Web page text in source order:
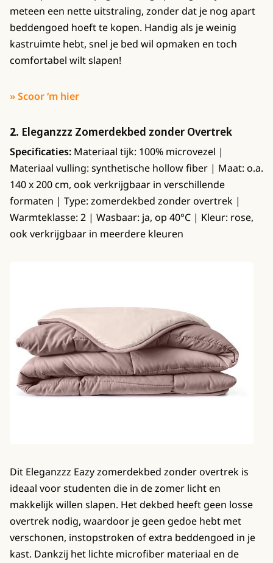
meteen een nette uitstraling, zonder dat je nog apart
beddengoed hoeft te kopen. Handig als je weinig
kastruimte hebt, snel je bed wil opmaken en toch
comfortabel wilt slapen!
» Scoor ‘m hier
2. Eleganzzz Zomerdekbed zonder Overtrek
Specificaties: Materiaal tijk: 100% microvezel |
Materiaal vulling: synthetische hollow fiber | Maat: o.a.
140 x 200 cm, ook verkrijgbaar in verschillende
formaten | Type: zomerdekbed zonder overtrek |
Warmteklasse: 2 | Wasbaar: ja, op 40°C | Kleur: rose,
ook verkrijgbaar in meerdere kleuren
Dit Eleganzzz Eazy zomerdekbed zonder overtrek is
ideaal voor studenten die in de zomer licht en
makkelijk willen slapen. Het dekbed heeft geen losse
overtrek nodig, waardoor je geen gedoe hebt met
verschonen, instopstroken of extra beddengoed in je
kast. Dankzij het lichte microfiber materiaal en de